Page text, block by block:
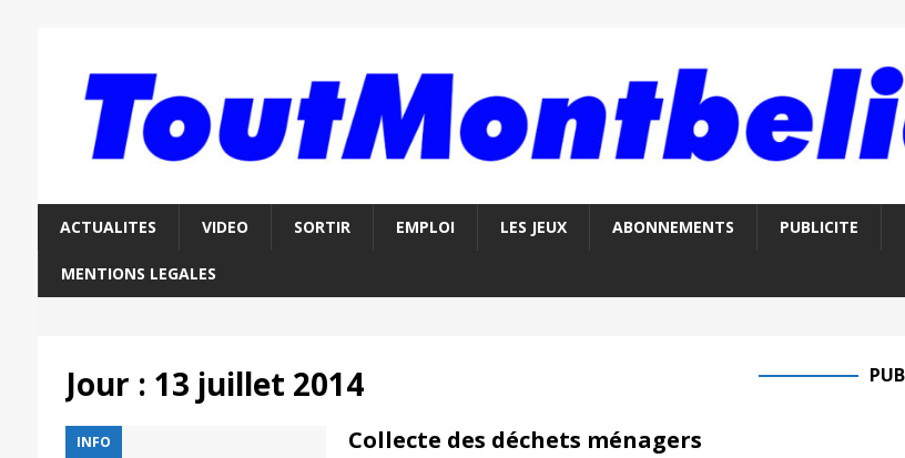
ACTUALITES VIDEO SORTIR EMPLOI LES JEUX ABONNEMENTS PUBLICITE
MENTIONS LEGALES
Jour : 13 juillet 2014
INFO
Collecte des déchets ménagers